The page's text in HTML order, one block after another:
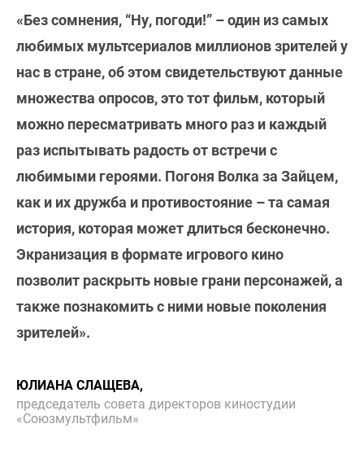
«Без сомнения, “Ну, погоди!” – один из самых
любимых мультсериалов миллионов зрителей у
нас в стране, об этом свидетельствуют данные
множества опросов, это тот фильм, который
можно пересматривать много раз и каждый
раз испытывать радость от встречи с
любимыми героями. Погоня Волка за Зайцем,
как и их дружба и противостояние – та самая
история, которая может длиться бесконечно.
Экранизация в формате игрового кино
позволит раскрыть новые грани персонажей, а
также познакомить с ними новые поколения
зрителей».
ЮЛИАНА СЛАЩЕВА,
председатель совета директоров киностудии
«Союзмультфильм»